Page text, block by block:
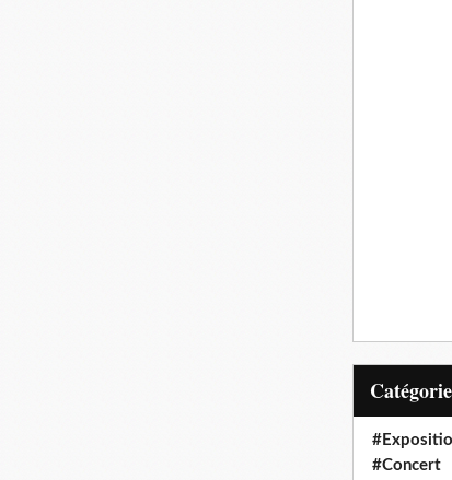
#Concert